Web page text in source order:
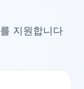
지원합니다